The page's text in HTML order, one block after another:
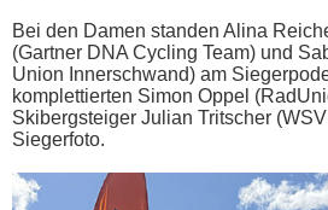
Bei den Damen standen Alina
(Gartner DNA Cycling Team) und
Union Innerschwand) am
komplettierten Simon Oppel
Skibergsteiger Julian Tritscher
Siegerfoto.